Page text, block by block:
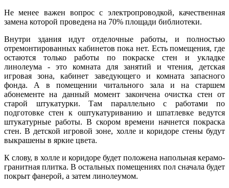
Не менее важен вопрос с электропроводкой, качественная
замена которой проведена на 70% площади библиотеки.
Внутри здания идут отделочные работы, и полностью
отремонтированных кабинетов пока нет. Есть помещения, где
остаются только работы по покраске стен и укладке
линолеума - это комната для занятий и чтения, детская
игровая зона, кабинет заведующего и комната запасного
фонда. А в помещении читального зала и на старшем
абонементе на данный момент закончена очистка стен от
старой штукатурки. Там параллельно с работами по
подготовке стен к оштукатуриванию и шпатлевке ведутся
штукатурные работы. В скором времени начнется покраска
стен. В детской игровой зоне, холле и коридоре стены будут
выкрашены в яркие цвета.
К слову, в холле и коридоре будет положена напольная керамо-
гранитная плитка. В остальных помещениях пол сначала будет
покрыт фанерой, а затем линолеумом.